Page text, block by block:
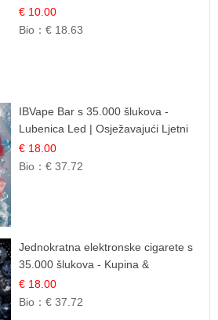
Elegantna Voćna Kombinacija
€ 10.00
Bio：€ 18.63
IBVape Bar s 35.000 šlukova -
Lubenica Led | Osježavajući Ljetni
Okus
€ 18.00
Bio：€ 37.72
Jednokratna elektronske cigarete s
35.000 šlukova - Kupina &
Borovnica | Intenzivna Mješavina
Šumskog Voća
€ 18.00
Bio：€ 37.72